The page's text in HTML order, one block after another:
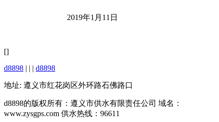
2019年1月11日
[]
d8898 | | | d8898
地址: 遵义市红花岗区外环路石佛路口
d8898的版权所有：遵义市供水有限责任公司 域名：
www.zysgps.com 供水热线：96611